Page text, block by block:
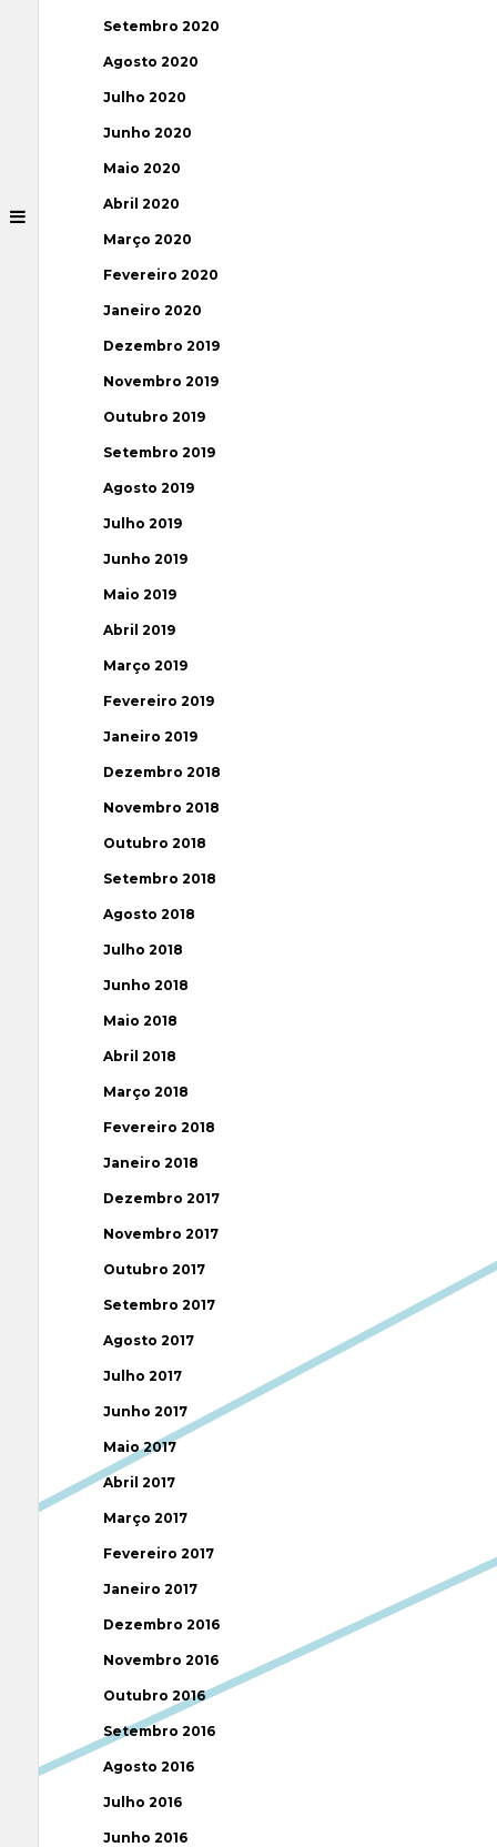
Setembro 2020
Agosto 2020
Julho 2020
Junho 2020
Maio 2020
Abril 2020
Março 2020
Fevereiro 2020
Janeiro 2020
Dezembro 2019
Novembro 2019
Outubro 2019
Setembro 2019
Agosto 2019
Julho 2019
Junho 2019
Maio 2019
Abril 2019
Março 2019
Fevereiro 2019
Janeiro 2019
Dezembro 2018
Novembro 2018
Outubro 2018
Setembro 2018
Agosto 2018
Julho 2018
Junho 2018
Maio 2018
Abril 2018
Março 2018
Fevereiro 2018
Janeiro 2018
Dezembro 2017
Novembro 2017
Outubro 2017
Setembro 2017
Agosto 2017
Julho 2017
Junho 2017
Maio 2017
Abril 2017
Março 2017
Fevereiro 2017
Janeiro 2017
Dezembro 2016
Novembro 2016
Outubro 2016
Setembro 2016
Agosto 2016
Julho 2016
Junho 2016